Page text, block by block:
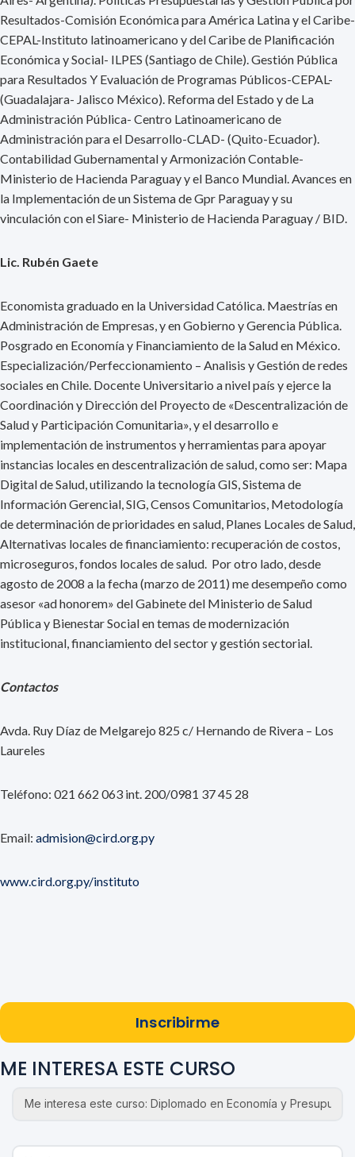
Resultados-Comisión Económica para América Latina y el Caribe-
CEPAL-Instituto latinoamericano y del Caribe de Planificación
Económica y Social- ILPES (Santiago de Chile). Gestión Pública
para Resultados Y Evaluación de Programas Públicos-CEPAL-
(Guadalajara- Jalisco México). Reforma del Estado y de La
Administración Pública- Centro Latinoamericano de
Administración para el Desarrollo-CLAD- (Quito-Ecuador).
Contabilidad Gubernamental y Armonización Contable-
Ministerio de Hacienda Paraguay y el Banco Mundial. Avances en
la Implementación de un Sistema de Gpr Paraguay y su
vinculación con el Siare- Ministerio de Hacienda Paraguay / BID.
Lic. Rubén Gaete
Economista graduado en la Universidad Católica. Maestrías en
Administración de Empresas, y en Gobierno y Gerencia Pública.
Posgrado en Economía y Financiamiento de la Salud en México.
Especialización/Perfeccionamiento – Analisis y Gestión de redes
sociales en Chile. Docente Universitario a nivel país y ejerce la
Coordinación y Dirección del Proyecto de «Descentralización de
Salud y Participación Comunitaria», y el desarrollo e
implementación de instrumentos y herramientas para apoyar
instancias locales en descentralización de salud, como ser: Mapa
Digital de Salud, utilizando la tecnología GIS, Sistema de
Información Gerencial, SIG, Censos Comunitarios, Metodología
de determinación de prioridades en salud, Planes Locales de Salud,
Alternativas locales de financiamiento: recuperación de costos,
microseguros, fondos locales de salud. Por otro lado, desde
agosto de 2008 a la fecha (marzo de 2011) me desempeño como
asesor «ad honorem» del Gabinete del Ministerio de Salud
Pública y Bienestar Social en temas de modernización
institucional, financiamiento del sector y gestión sectorial.
Contactos
Avda. Ruy Díaz de Melgarejo 825 c/ Hernando de Rivera – Los
Laureles
Teléfono: 021 662 063 int. 200/0981 37 45 28
Email: admision@cird.org.py
www.cird.org.py/instituto
Inscribirme
ME INTERESA ESTE CURSO